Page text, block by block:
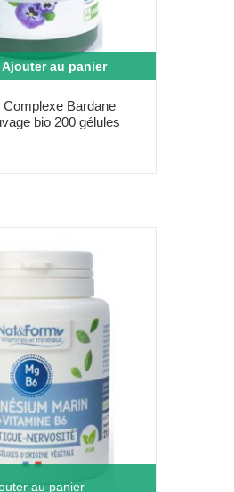
Ajouter au panier
Complexe Bardane
bio 200 gélules
au panier